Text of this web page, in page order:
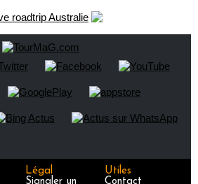
Légal
Signaler un
Utiles
Contact